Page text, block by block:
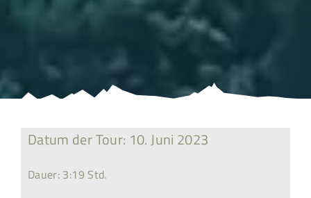
Datum der Tour: 10. Juni 2023
Dauer: 3:19 Std.